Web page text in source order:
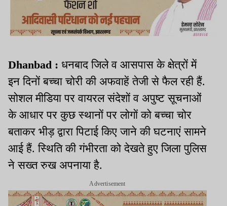
Dhanbad : धनबाद जिले व आसपास के क्षेत्रों में
इन दिनों बच्चा चोरी की अफवाहें तेजी से फैल रही हैं.
सोशल मीडिया पर वायरल संदेशों व अपुष्ट सूचनाओं
के आधार पर कुछ स्थानों पर लोगों को बच्चा चोर
बताकर भीड़ द्वारा पिटाई किए जाने की घटनाएं सामने
आई हैं. स्थिति की गंभीरता को देखते हुए जिला पुलिस
ने सख्त रुख अपनाया है.
Advertisement